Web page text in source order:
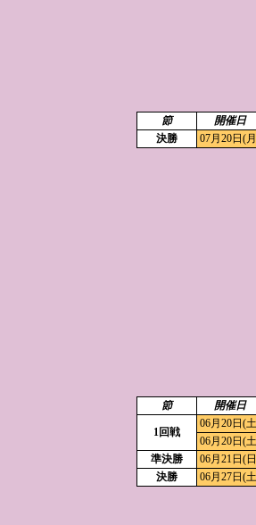
節 開催日
決勝
07月20日(
節 開催日
1回戦
06月20日(
06月20日(
準決勝
06月21日(
決勝
06月27日(